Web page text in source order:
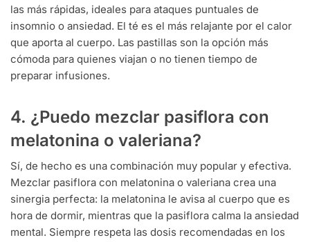
las más rápidas, ideales para ataques puntuales de
insomnio o ansiedad. El té es el más relajante por el calor
que aporta al cuerpo. Las pastillas son la opción más
cómoda para quienes viajan o no tienen tiempo de
preparar infusiones.
4. ¿Puedo mezclar pasiflora con
melatonina o valeriana?
Sí, de hecho es una combinación muy popular y efectiva.
Mezclar pasiflora con melatonina o valeriana crea una
sinergia perfecta: la melatonina le avisa al cuerpo que es
hora de dormir, mientras que la pasiflora calma la ansiedad
mental. Siempre respeta las dosis recomendadas en los